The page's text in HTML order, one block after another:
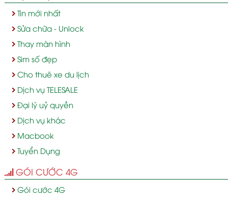
Tin mới nhất
Sửa chữa - Unlock
Thay màn hình
Sim số đẹp
Cho thuê xe du lịch
Dịch vụ TELESALE
Đại lý uỷ quyền
Dịch vụ khác
Macbook
Tuyển Dụng
GÓI CƯỚC 4G
Gói cước 4G